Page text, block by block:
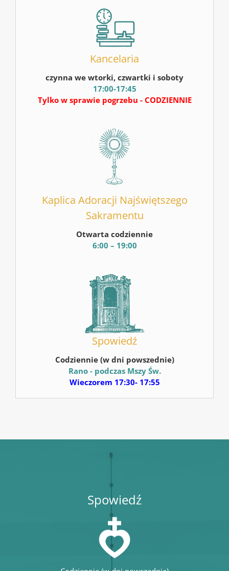
Kancelaria
czynna we wtorki, czwartki i soboty
17:00-17:45
Tylko w sprawie pogrzebu - CODZIENNIE
Kaplica Adoracji Najświętszego
Sakramentu
Otwarta codziennie
6:00 – 19:00
Spowiedź
Codziennie (w dni powszednie)
Rano - podczas Mszy Św.
Wieczorem 17:30- 17:55
Spowiedź